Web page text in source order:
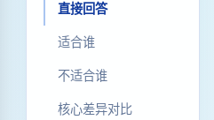
直接回答
适合谁
不适合谁
核心差异对比